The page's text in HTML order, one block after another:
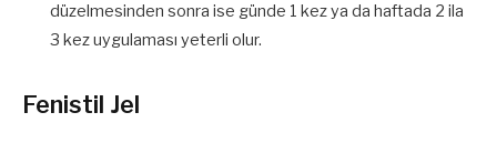
düzelmesinden sonra ise günde 1 kez ya da haftada 2 ila
3 kez uygulaması yeterli olur.
Fenistil Jel